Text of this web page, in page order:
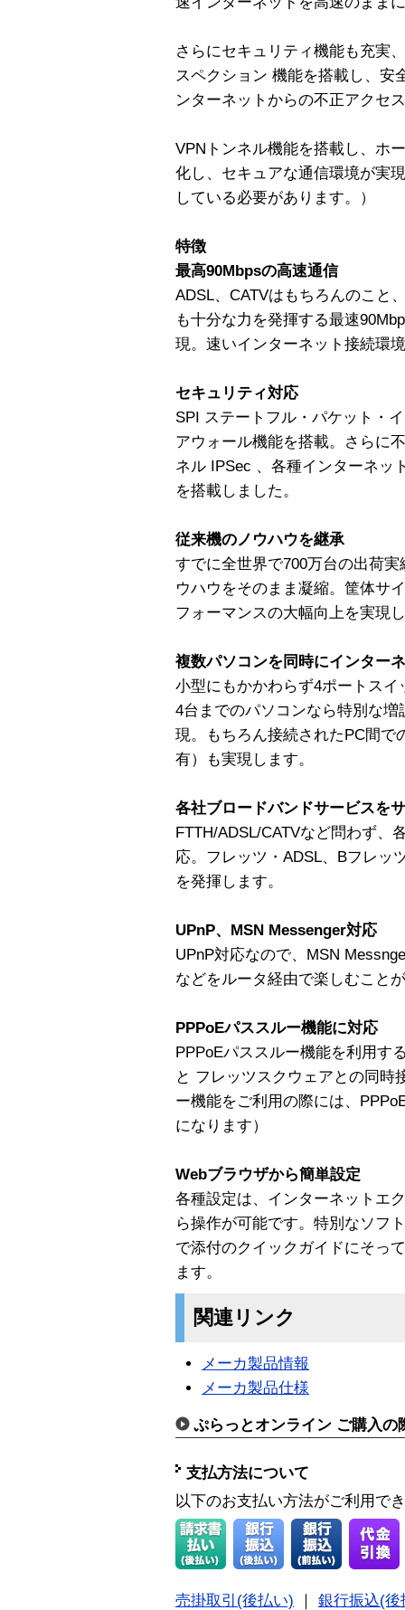
さらにセキュリティ機能も充実
スペクション 機能を搭載し、安
ンターネットからの不正アクセ
VPNトンネル機能を搭載し、ホ
化し、セキュアな通信環境が実
している必要があります。）
特徴
最高90Mbpsの高速通信
ADSL、CATVはもちろんのこと
も十分な力を発揮する最速
現。速いインターネット接続環
セキュリティ対応
SPI ステートフル・パケット・
アウォール機能を搭載。さらに
ネル IPSec 、各種インターネッ
を搭載しました。
従来機のノウハウを継承
すでに全世界で700万台の出荷
ウハウをそのまま凝縮。筐体サ
フォーマンスの大幅向上を実現
複数パソコンを同時にインター
小型にもかかわらず4ポートス
4台までのパソコンなら特別な
現。もちろん接続されたPC間で
有）も実現します。
各社ブロードバンドサービスを
FTTH/ADSL/CATVなど問わず、
応。フレッツ・ADSL、Bフレッ
を発揮します。
UPnP、MSN Messenger対応
UPnP対応なので、MSN
などをルータ経由で楽しむこと
PPPoEパススルー機能に対応
PPPoEパススルー機能を利用す
と フレッツスクウェアとの同時
ー機能をご利用の際には、
になります）
Webブラウザから簡単設定
各種設定は、インターネットエ
ら操作が可能です。特別なソフ
で添付のクイックガイドにそっ
ます。
関連リンク
メーカ製品情報
メーカ製品仕様
ぷらっとオンライン ご購入の
支払方法について
以下のお支払い方法がご利用で
売掛取引(後払い) 銀行振込(後